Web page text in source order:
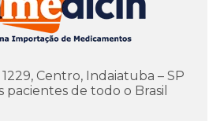
1229, Centro, Indaiatuba – SP
pacientes de todo o Brasil